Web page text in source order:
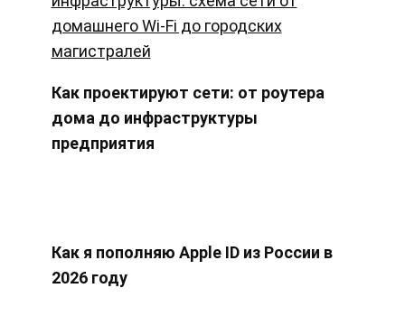
Как проектируют сети: от роутера
дома до инфраструктуры
предприятия
Как я пополняю Apple ID из России в
2026 году